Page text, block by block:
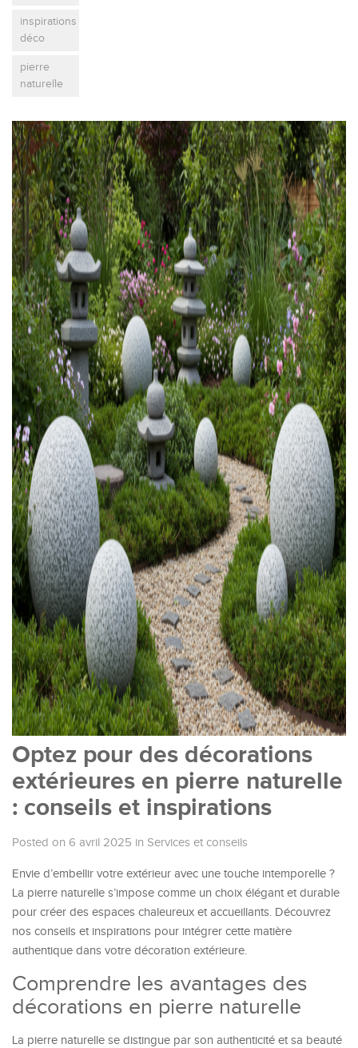
inspirations
déco
pierre
naturelle
Optez pour des décorations
extérieures en pierre naturelle
: conseils et inspirations
Posted on 6 avril 2025 in Services et conseils
Envie d’embellir votre extérieur avec une touche intemporelle ?
La pierre naturelle s’impose comme un choix élégant et durable
pour créer des espaces chaleureux et accueillants. Découvrez
nos conseils et inspirations pour intégrer cette matière
authentique dans votre décoration extérieure.
Comprendre les avantages des
décorations en pierre naturelle
La pierre naturelle se distingue par son authenticité et sa beauté